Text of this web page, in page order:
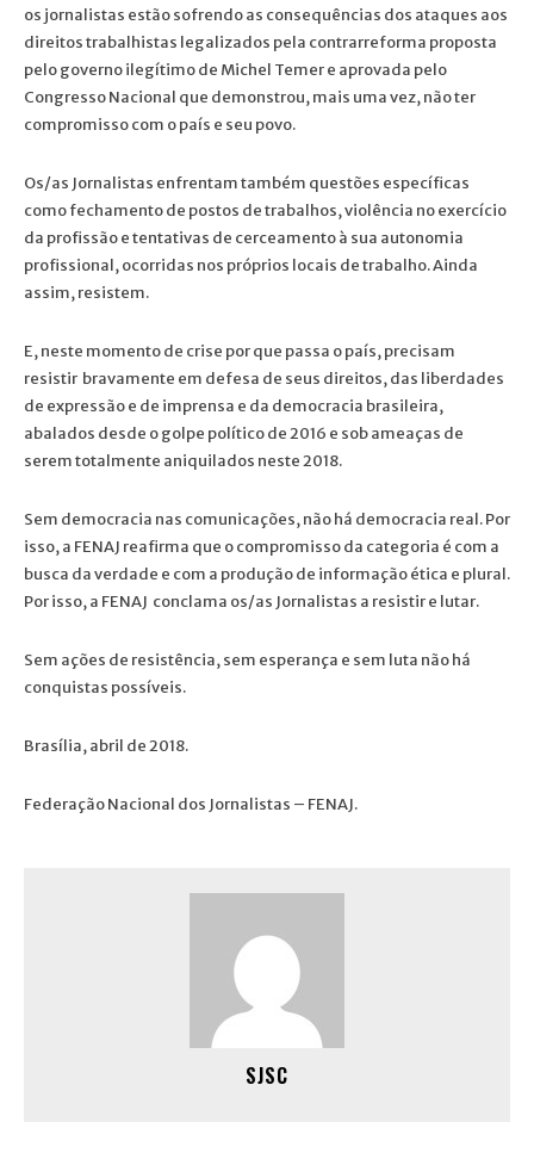
os jornalistas estão sofrendo as consequências dos ataques aos
direitos trabalhistas legalizados pela contrarreforma proposta
pelo governo ilegítimo de Michel Temer e aprovada pelo
Congresso Nacional que demonstrou, mais uma vez, não ter
compromisso com o país e seu povo.
Os/as Jornalistas enfrentam também questões específicas
como fechamento de postos de trabalhos, violência no exercício
da profissão e tentativas de cerceamento à sua autonomia
profissional, ocorridas nos próprios locais de trabalho. Ainda
assim, resistem.
E, neste momento de crise por que passa o país, precisam
resistir bravamente em defesa de seus direitos, das liberdades
de expressão e de imprensa e da democracia brasileira,
abalados desde o golpe político de 2016 e sob ameaças de
serem totalmente aniquilados neste 2018.
Sem democracia nas comunicações, não há democracia real. Por
isso, a FENAJ reafirma que o compromisso da categoria é com a
busca da verdade e com a produção de informação ética e plural.
Por isso, a FENAJ conclama os/as Jornalistas a resistir e lutar.
Sem ações de resistência, sem esperança e sem luta não há
conquistas possíveis.
Brasília, abril de 2018.
Federação Nacional dos Jornalistas – FENAJ.
SJSC